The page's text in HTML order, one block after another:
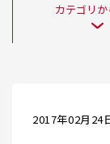
カテゴリ
2017年02月24